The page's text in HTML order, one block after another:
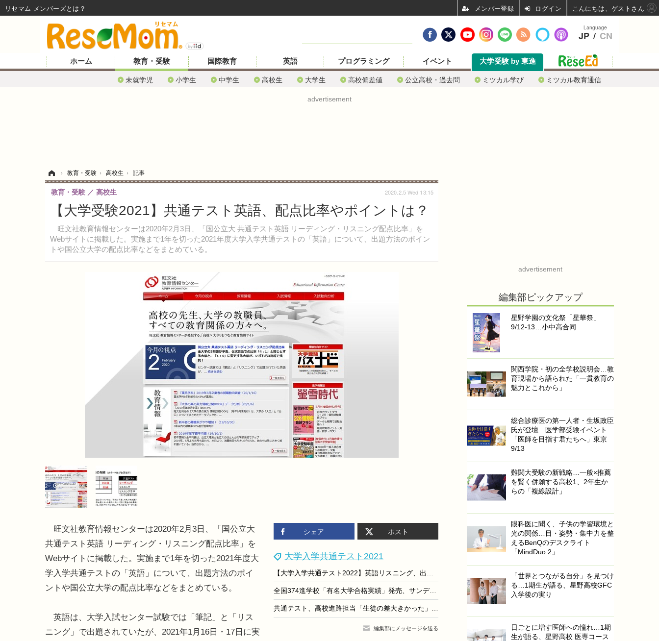
ホーム 教育・受験
未就学児 小学生 中学生 高校生 大学生 高校偏差値 公立高校・過去問 ミツカル学び ミツカル教育通信
国際教育 英語 プログラミング イベント 大学受験 by 東進
advertisement
› 教育・受験 › 高校生 › 記事
【大学受験2021】共通テスト英語、配点比率やポイントは？
旺文社教育情報センターは2020年2月3日、「国公立大 共通テスト英語 リーディング・リスニング配点比率」を
Webサイトに掲載した。実施まで1年を切った2021年度大学入学共通テストの「英語」について、出題方法のポイン
トや国公立大学の配点比率などをまとめている。
教育・受験 高校生 2020.2.5 Wed 13:15
シェア ポスト
大学入学共通テスト2021
【大学入学共通テスト2022】英語リスニング、出題傾向変化
全国374進学校「有名大学合格実績」発売、サンデー毎日
共通テスト、高校進路担当「生徒の差大きかった」2割
編集部にメッセージを送る
旺文社教育情報センターは2020年2月3日、「国公立大
共通テスト英語 リーディング・リスニング配点比率」を
Webサイトに掲載した。実施まで1年を切った2021年度大
学入学共通テストの「英語」について、出題方法のポイ
ントや国公立大学の配点比率などをまとめている。
英語は、大学入試センター試験では「筆記」と「リス
ニング」で出題されていたが、2021年1月16日・17日に実
advertisement
編集部ピックアップ
星野学園の文化祭「星華祭」
9/12-13…小中高合同
関西学院・初の全学校説明会…教
育現場から語られた「一貫教育の
魅力とこれから」
総合診療医の第一人者・生坂政臣
氏が登壇…医学部受験イベント
「医師を目指す君たちへ」東京
9/13
難関大受験の新戦略…一般×推薦
を賢く併願する高校1、2年生か
らの「複線設計」
眼科医に聞く、子供の学習環境と
光の関係…目・姿勢・集中力を整
えるBenQのデスクライト
「MindDuo 2」
「世界とつながる自分」を見つけ
る…1期生が語る、星野高校GFC
入学後の実り
日ごとに増す医師への憧れ…1期
生が語る、星野高校 医専コース
Language
JP / CN
リセマム メンバーズ ログイン こんにちは、ゲストさん